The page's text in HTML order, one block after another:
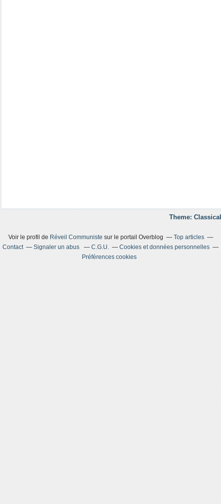
Theme:
Voir le profil de Réveil Communiste sur le portail Overblog
Top articles
Contact
Signaler un abus C.G.U.
Cookies et données personnelles
Préférences cookies